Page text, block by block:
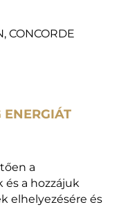
CONCORDE
ENERGIÁT
a
és a hozzájuk
elhelyezésére és